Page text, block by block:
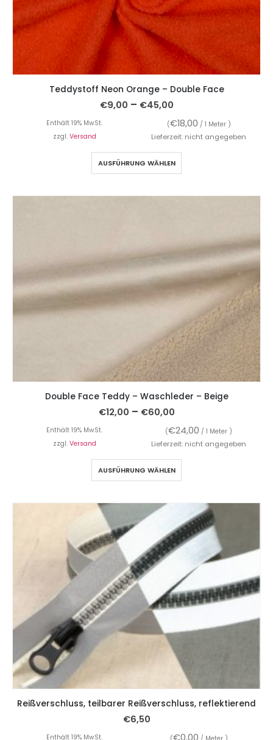
Teddystoff Neon Orange – Double Face
€9,00 – €45,00
Enthält 19% MwSt. (€18,00 / 1 Meter )
zzgl. Versand Lieferzeit: nicht angegeben
AUSFÜHRUNG WÄHLEN
Double Face Teddy – Waschleder – Beige
€12,00 – €60,00
Enthält 19% MwSt. (€24,00 / 1 Meter )
zzgl. Versand Lieferzeit: nicht angegeben
AUSFÜHRUNG WÄHLEN
Reißverschluss, teilbarer Reißverschluss, reflektierend
€6,50
Enthält 19% MwSt. €0,00